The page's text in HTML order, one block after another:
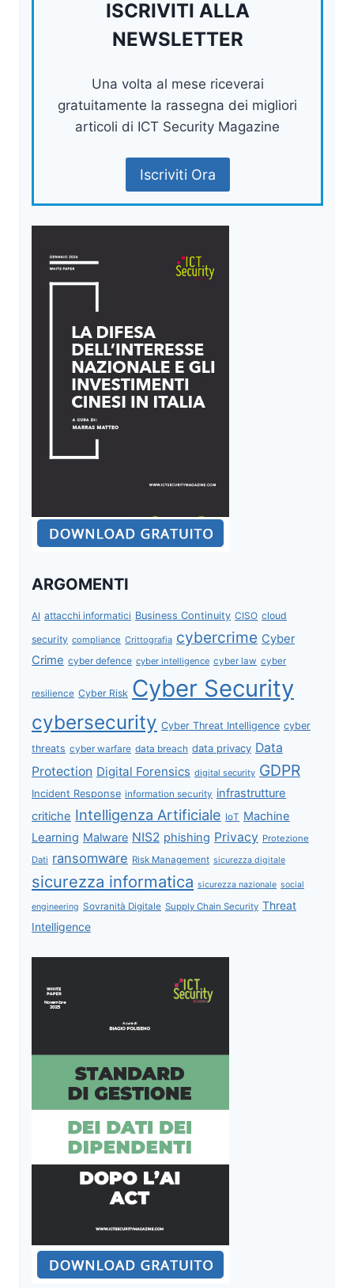
ISCRIVITI ALLA
NEWSLETTER
Una volta al mese riceverai
gratuitamente la rassegna dei migliori
articoli di ICT Security Magazine
Iscriviti Ora
ARGOMENTI
AI attacchi informatici Business Continuity CISO cloud
security compliance Crittografia cybercrime Cyber
Crime cyber defence cyber intelligence cyber law cyber
resilience Cyber Risk Cyber Security
cybersecurity Cyber Threat Intelligence cyber
threats cyber warfare data breach data privacy Data
Protection Digital Forensics digital security GDPR
Incident Response information security infrastrutture
critiche Intelligenza Artificiale IoT Machine
Learning Malware NIS2 phishing Privacy Protezione
Dati ransomware Risk Management sicurezza digitale
sicurezza informatica sicurezza nazionale social
engineering Sovranità Digitale Supply Chain Security Threat
Intelligence